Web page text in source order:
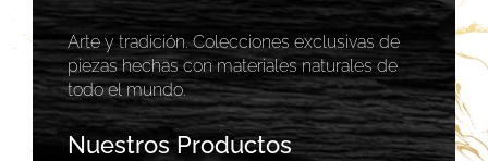
Arte y tradición. Colecciones exclusivas de
piezas hechas con materiales naturales de
todo el mundo.
Nuestros Productos